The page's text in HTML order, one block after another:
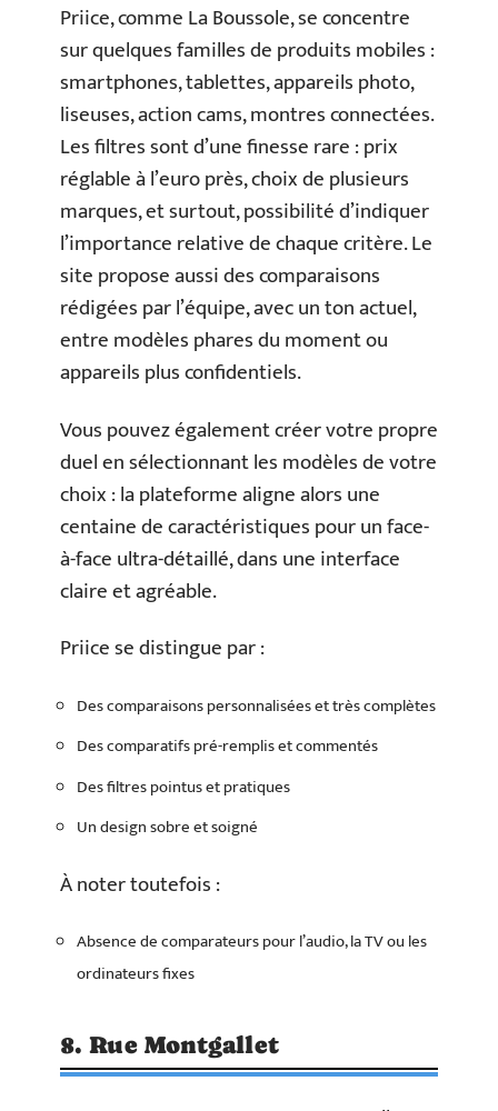
Priice, comme La Boussole, se concentre
sur quelques familles de produits mobiles :
smartphones, tablettes, appareils photo,
liseuses, action cams, montres connectées.
Les filtres sont d’une finesse rare : prix
réglable à l’euro près, choix de plusieurs
marques, et surtout, possibilité d’indiquer
l’importance relative de chaque critère. Le
site propose aussi des comparaisons
rédigées par l’équipe, avec un ton actuel,
entre modèles phares du moment ou
appareils plus confidentiels.
Vous pouvez également créer votre propre
duel en sélectionnant les modèles de votre
choix : la plateforme aligne alors une
centaine de caractéristiques pour un face-
à-face ultra-détaillé, dans une interface
claire et agréable.
Priice se distingue par :
Des comparaisons personnalisées et très complètes
Des comparatifs pré-remplis et commentés
Des filtres pointus et pratiques
Un design sobre et soigné
À noter toutefois :
Absence de comparateurs pour l’audio, la TV ou les
ordinateurs fixes
8. Rue Montgallet